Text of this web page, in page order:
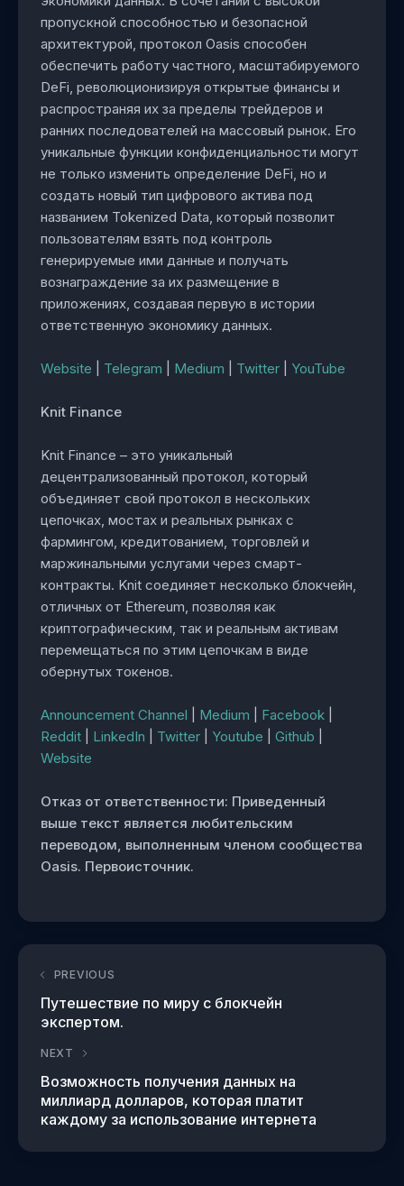
пропускной способностью и безопасной
архитектурой, протокол Oasis способен
обеспечить работу частного, масштабируемого
DeFi, революционизируя открытые финансы и
распространяя их за пределы трейдеров и
ранних последователей на массовый рынок. Его
уникальные функции конфиденциальности могут
не только изменить определение DeFi, но и
создать новый тип цифрового актива под
названием Tokenized Data, который позволит
пользователям взять под контроль
генерируемые ими данные и получать
вознаграждение за их размещение в
приложениях, создавая первую в истории
ответственную экономику данных.
Website Telegram Medium Twitter YouTube
Knit Finance
Knit Finance – это уникальный
децентрализованный протокол, который
объединяет свой протокол в нескольких
цепочках, мостах и реальных рынках с
фармингом, кредитованием, торговлей и
маржинальными услугами через смарт-
контракты. Knit соединяет несколько блокчейн,
отличных от Ethereum, позволяя как
криптографическим, так и реальным активам
перемещаться по этим цепочкам в виде
обернутых токенов.
Announcement Channel Medium Facebook
Reddit
LinkedIn Twitter Youtube Github
Website
Отказ от ответственности: Приведенный
выше текст является любительским
переводом, выполненным членом сообщества
Oasis. Первоисточник.
PREVIOUS
Путешествие по миру с блокчейн
экспертом.
NEXT
Возможность получения данных на
миллиард долларов, которая платит
каждому за использование интернета